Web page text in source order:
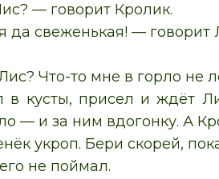
— говорит Кролик.
да свеженькая! — говорит
Что-то мне в горло не
в кусты, присел и ждёт
— и за ним вдогонку. А
укроп. Бери скорей,
не поймал.